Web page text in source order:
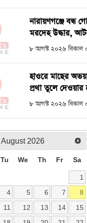
নারায়ণগঞ্জে বন্ধ
মরদেহ উদ্ধার,
৮ আগস্ট ২০২৬
হাওরে মাছের
প্রথা তুলে দেওয়ার
৮ আগস্ট ২০২৬ বিকাল
August 2026
Tu We Th Fr Sa
1
4 5 6 7
8
11 12 13 14
15